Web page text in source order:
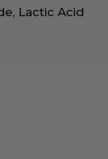
Lactic Acid